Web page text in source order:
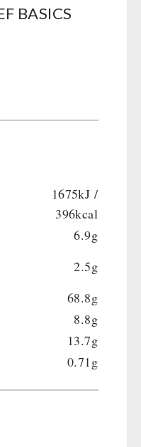
BASICS
1675kJ /
396kcal
6.9g
2.5g
68.8g
8.8g
13.7g
0.71g